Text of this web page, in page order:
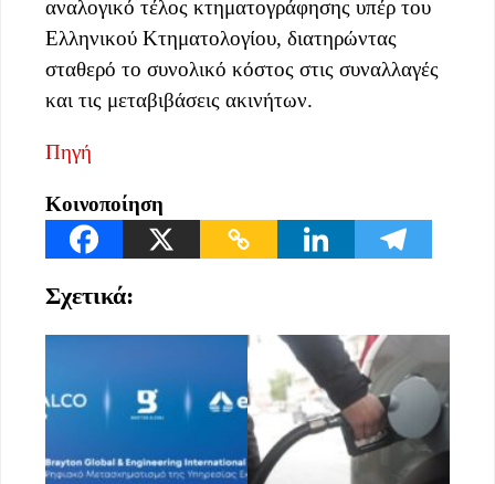
αναλογικό τέλος κτηματογράφησης υπέρ του
Ελληνικού Κτηματολογίου, διατηρώντας
σταθερό το συνολικό κόστος στις συναλλαγές
και τις μεταβιβάσεις ακινήτων.
Πηγή
Κοινοποίηση
Σχετικά: